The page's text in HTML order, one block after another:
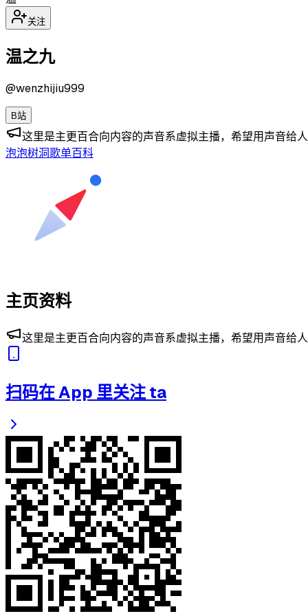
关注
温之九
@wenzhijiu999
B站
这里是主更百合向内容的声音系虚拟主播，希望用声音给
泡泡树洞歌单百科
主页资料
这里是主更百合向内容的声音系虚拟主播，希望用声音给
扫码在 App 里关注 ta